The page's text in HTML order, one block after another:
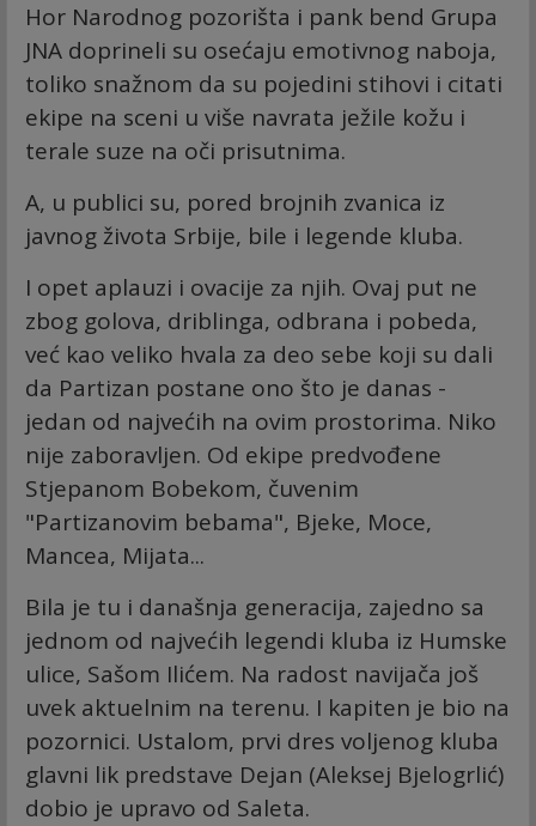
Hor Narodnog pozorišta i pank bend Grupa
JNA doprineli su osećaju emotivnog naboja,
toliko snažnom da su pojedini stihovi i citati
ekipe na sceni u više navrata ježile kožu i
terale suze na oči prisutnima.
A, u publici su, pored brojnih zvanica iz
javnog života Srbije, bile i legende kluba.
I opet aplauzi i ovacije za njih. Ovaj put ne
zbog golova, driblinga, odbrana i pobeda,
već kao veliko hvala za deo sebe koji su dali
da Partizan postane ono što je danas -
jedan od najvećih na ovim prostorima. Niko
nije zaboravljen. Od ekipe predvođene
Stjepanom Bobekom, čuvenim
"Partizanovim bebama", Bjeke, Moce,
Mancea, Mijata...
Bila je tu i današnja generacija, zajedno sa
jednom od najvećih legendi kluba iz Humske
ulice, Sašom Ilićem. Na radost navijača još
uvek aktuelnim na terenu. I kapiten je bio na
pozornici. Ustalom, prvi dres voljenog kluba
glavni lik predstave Dejan (Aleksej Bjelogrlić)
dobio je upravo od Saleta.